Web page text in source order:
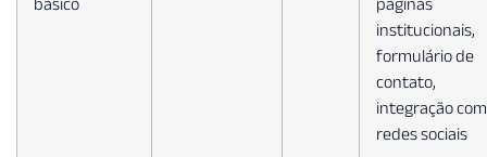
institucionais,
formulário de
contato,
integração com
redes sociais